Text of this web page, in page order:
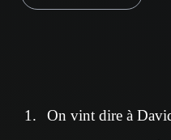
On vint dire à